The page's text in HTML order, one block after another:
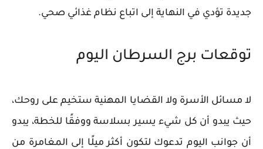
جديدة تؤدي في النهاية إلى اتباع نظام غذائي صحي.
توقعات برج السرطان اليوم
لا مسائل الأسرة ولا القضايا المهنية ستخيم على روحك،
حيث يبدو أن كل شيء يسير بسلاسة ووفقًا للخطة، يبدو
أن جوانب اليوم تدعوك لتكون أكثر ميلًا إلى المغامرة من